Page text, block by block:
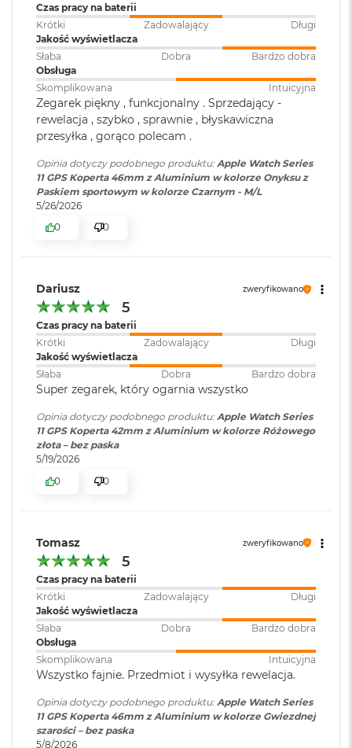
k
A
i
1
T
B
a
c
B
o
o
r
T
M
a
c
B
o
k
A
i
r
a
c
B
o
o
k
P
r
o
a
c
B
o
Czas pracy na baterii
Krótki
Zadowalający
Długi
Jakość wyświetlacza
Słaba
Dobra
Bardzo dobra
Obsługa
Skomplikowana
Intuicyjna
Zegarek piękny , funkcjonalny . Sprzedający -
rewelacja , szybko , sprawnie , błyskawiczna
przesyłka , gorąco polecam .
Opinia dotyczy podobnego produktu: Apple Watch Series
11 GPS Koperta 46mm z Aluminium w kolorze Onyksu z
Paskiem sportowym w kolorze Czarnym - M/L
5/26/2026
0
0
Dariusz zweryfikowano
5
Czas pracy na baterii
Krótki
Zadowalający
Długi
Jakość wyświetlacza
Słaba
Dobra Bardzo dobra
Super zegarek, który ogarnia wszystko
Opinia dotyczy podobnego produktu:Apple Watch Series
11 GPS Koperta 42mm z Aluminium w kolorze Różowego
złota – bez paska
5/19/2026
0
0
Tomasz zweryfikowano
5
Czas pracy na baterii
Krótki
Zadowalający
Długi
Jakość wyświetlacza
Słaba
Dobra
Bardzo dobra
Obsługa
Skomplikowana
Intuicyjna
Wszystko fajnie. Przedmiot i wysyłka rewelacja.
Opinia dotyczy podobnego produktu: Apple Watch Series
11 GPS Koperta 46mm z Aluminium w kolorze Gwiezdnej
szarości – bez paska
5/8/2026